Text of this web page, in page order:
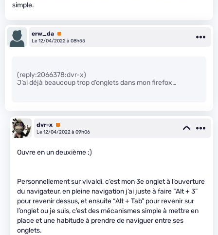
simple.
erw_da Premium
Le 12/04/2022 à 08h55
(reply:2066378:dvr-x)
J’ai déjà beaucoup trop d’onglets dans mon firefox…
dvr-x Premium
Le 12/04/2022 à 09h06
Ouvre en un deuxième ;)
Personnellement sur vivaldi, c’est mon 3e onglet à l’ouverture
du navigateur, en pleine navigation j’ai juste à faire “Alt + 3”
pour revenir dessus, et ensuite “Alt + Tab” pour revenir sur
l’onglet ou je suis, c’est des mécanismes simple à mettre en
place et une habitude à prendre de naviguer entre ses
onglets.